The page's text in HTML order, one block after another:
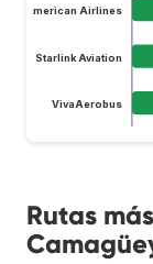
American Airlines
Starlink Aviation
VivaAerobus
Rutas